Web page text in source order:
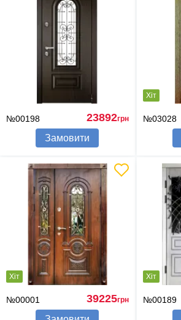
№00198 23892грн
Замовити
Хіт
№03028
Хіт
№00001 39225грн
Хіт
№00189